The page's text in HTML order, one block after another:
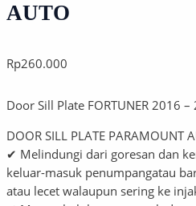
AUTO
Rp260.000
Door Sill Plate FORTUNER 2016 –
DOOR SILL PLATE PARAMOUNT
✔ Melindungi dari goresan dan
keluar-masuk penumpangatau
atau lecet walaupun sering ke